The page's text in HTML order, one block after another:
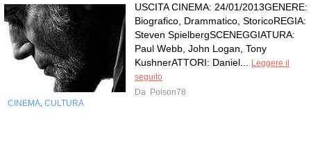
USCITA CINEMA: 24/01/2013GENERE:
Biografico, Drammatico, StoricoREGIA:
Steven SpielbergSCENEGGIATURA:
Paul Webb, John Logan, Tony
KushnerATTORI: Daniel...
Leggere il
seguito
Da Poison78
CINEMA CULTURA